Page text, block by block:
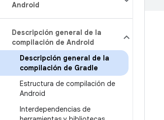
Android
Descripción general de la
compilación de Android
Descripción general de la
compilación de Gradle
Estructura de compilación de
Android
Interdependencias de